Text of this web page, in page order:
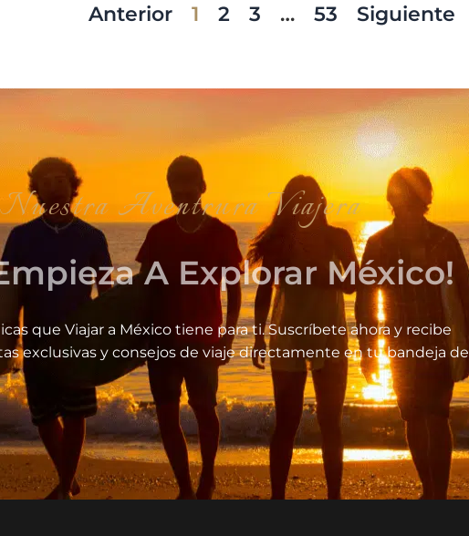
Anterior 1 2 3 … 53 Siguiente
Viajera
A Explorar México!
que Viajar a México tiene para ti. Suscríbete ahora y recibe
exclusivas y consejos de viaje directamente en tu bandeja de